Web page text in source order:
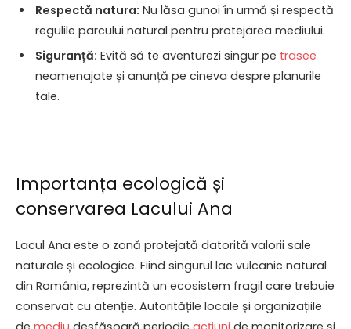
Respectă natura: Nu lăsa gunoi în urmă și respectă
regulile parcului natural pentru protejarea mediului.
Siguranță: Evită să te aventurezi singur pe trasee
neamenajate și anunță pe cineva despre planurile
tale.
Importanța ecologică și
conservarea Lacului Ana
Lacul Ana este o zonă protejată datorită valorii sale
naturale și ecologice. Fiind singurul lac vulcanic natural
din România, reprezintă un ecosistem fragil care trebuie
conservat cu atenție. Autoritățile locale și organizațiile